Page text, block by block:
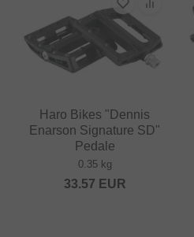
Haro Bikes "Dennis
Enarson Signature SD"
Pedale
0.35 kg
33.57 EUR